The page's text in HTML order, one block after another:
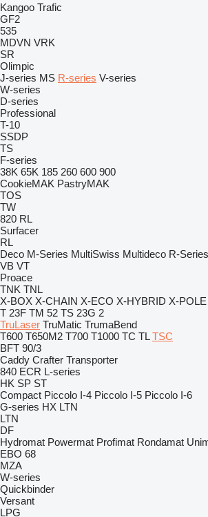
Kangoo Trafic
GF2
535
MDVN VRK
SR
Olimpic
J-series MS R-series V-series
W-series
D-series
Professional
T-10
SSDP
TS
F-series
38K 65K 185 260 600 900
CookieMAK PastryMAK
TOS
TW
820 RL
Surfacer
RL
Deco M-Series MultiSwiss Multideco R-Series
VB VT
Proace
TNK TNL
X-BOX X-CHAIN X-ECO X-HYBRID X-POLE
T 23F TM 52 TS 23G 2
TruLaser TruMatic TrumaBend
T600 T650M2 T700 T1000 TC TL TSC
BFT 90/3
Caddy Crafter Transporter
840 ECR L-series
HK SP ST
Compact Piccolo I-4 Piccolo I-5 Piccolo I-6
G-series HX LTN
LTN
DF
Hydromat Powermat Profimat Rondamat
EBO 68
MZA
W-series
Quickbinder
Versant
LPG